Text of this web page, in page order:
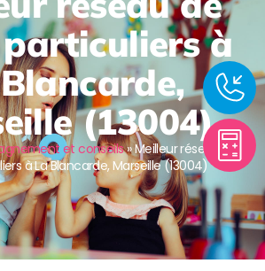
à
(13004)
et conseils»Meilleur réseau de
à La Blancarde, Marseille (13004)